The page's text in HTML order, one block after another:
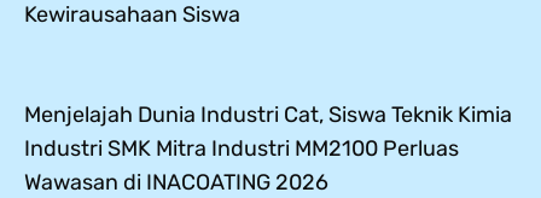
Kewirausahaan Siswa
Menjelajah Dunia Industri Cat, Siswa Teknik Kimia
Industri SMK Mitra Industri MM2100 Perluas
Wawasan di INACOATING 2026